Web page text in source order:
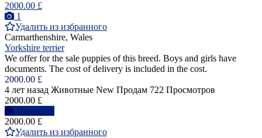
2000.00 £
1
Удалить из избранного
Carmarthenshire, Wales
Yorkshire terrier
We offer for the sale puppies of this breed. Boys and girls have
documents. The cost of delivery is included in the cost.
2000.00 £
4 лет назад Животные New Продам 722 Просмотров
2000.00 £
Написать
2000.00 £
Удалить из избранного